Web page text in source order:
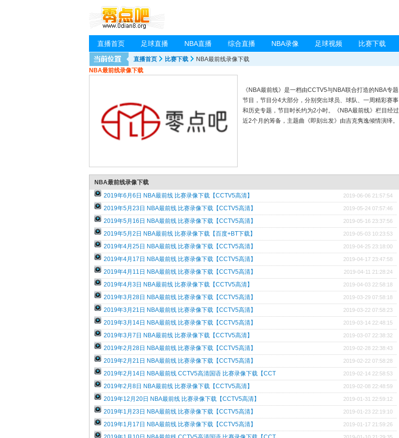
直播首页 足球直播 NBA直播 综合直播 NBA录像 足球视频 比赛下载
直播首页 比赛下载
NBA最前线录像下载
NBA最前线录像下载
《NBA最前线》是一档由CCTV5与NBA联合打造的NBA专题
节目，节目分4大部分，分别突出球员、球队、一周精彩赛事
和历史专题，节目时长约为2小时。《NBA最前线》栏目经过
近2个月的筹备，主题曲《即刻出发》由吉克隽逸倾情演绎。
NBA最前线录像下载
2019-06-06 21:57:54
2019年6月6日 NBA最前线 比赛录像下载【CCTV5高清】
2019-05-24 07:57:46
2019年5月23日 NBA最前线 比赛录像下载【CCTV5高清】
2019-05-16 23:37:56
2019年5月16日 NBA最前线 比赛录像下载【CCTV5高清】
2019-05-03 10:23:53
2019年5月2日 NBA最前线 比赛录像下载【百度+BT下载】
2019-04-25 23:18:00
2019年4月25日 NBA最前线 比赛录像下载【CCTV5高清】
2019-04-17 23:47:58
2019年4月17日 NBA最前线 比赛录像下载【CCTV5高清】
2019-04-11 21:28:24
2019年4月11日 NBA最前线 比赛录像下载【CCTV5高清】
2019-04-03 22:58:18
2019年4月3日 NBA最前线 比赛录像下载【CCTV5高清】
2019-03-29 07:58:18
2019年3月28日 NBA最前线 比赛录像下载【CCTV5高清】
2019-03-22 07:58:23
2019年3月21日 NBA最前线 比赛录像下载【CCTV5高清】
2019-03-14 22:48:15
2019年3月14日 NBA最前线 比赛录像下载【CCTV5高清】
2019-03-07 22:38:32
2019年3月7日 NBA最前线 比赛录像下载【CCTV5高清】
2019-02-28 22:38:43
2019年2月28日 NBA最前线 比赛录像下载【CCTV5高清】
2019-02-22 07:58:28
2019年2月21日 NBA最前线 比赛录像下载【CCTV5高清】
2019-02-14 22:58:53
2019年2月14日 NBA最前线 CCTV5高清国语 比赛录像下载【CCT
2019-02-08 22:48:59
2019年2月8日 NBA最前线 比赛录像下载【CCTV5高清】
2019-01-31 22:59:12
2019年12月20日 NBA最前线 比赛录像下载【CCTV5高清】
2019-01-23 22:19:10
2019年1月23日 NBA最前线 比赛录像下载【CCTV5高清】
2019-01-17 21:59:26
2019年1月17日 NBA最前线 比赛录像下载【CCTV5高清】